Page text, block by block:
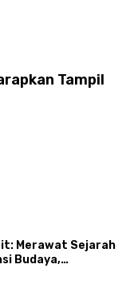
Tampil
Merawat Sejarah
Budaya,